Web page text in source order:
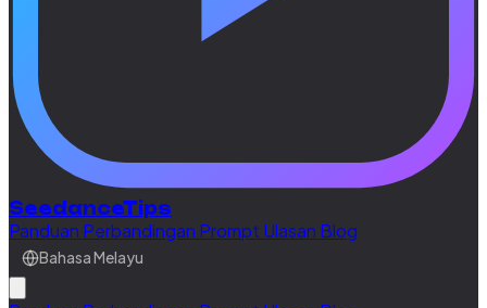
SeedanceTips
Panduan Perbandingan Prompt Ulasan Blog
Bahasa Melayu